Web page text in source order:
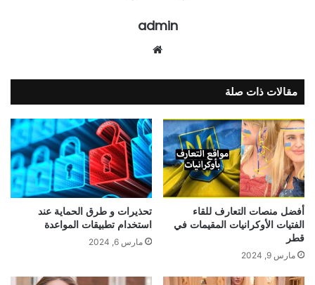
admin
مقالات ذات صلة
أفضل منصات التعارف للقاء
الفتيات الأوكرانيات المقيمات في
قطر
مارس 9, 2024
تحذيرات و طرق الحماية عند
استخدام تطبيقات المواعدة
مارس 6, 2024